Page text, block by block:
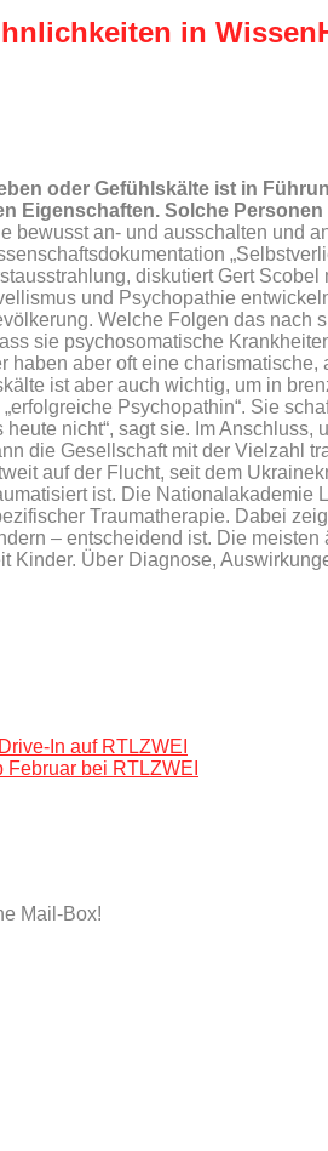
in
oder Gefühlskälte ist in
Eigenschaften. Solche
bewusst an- und ausschalten und
diskutiert Gert
und Psychopathie
Welche Folgen das
sie psychosomatische
haben aber oft eine
ist aber auch wichtig, um in
Psychopathin“. Sie
nicht“, sagt sie. Im
die Gesellschaft mit der
auf der Flucht, seit dem
ist. Die
Traumatherapie. Dabei
– entscheidend ist. Die
Über Diagnose,
In auf RTLZWEI
Februar bei RTLZWEI
Mail-Box!